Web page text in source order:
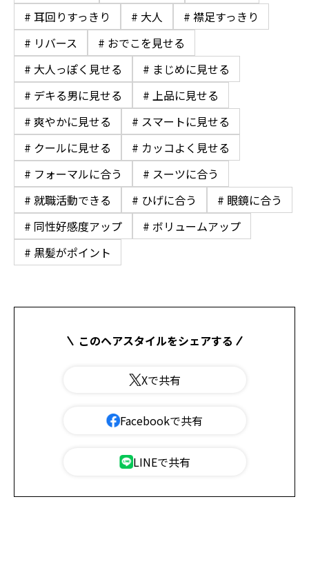
# 耳回りすっきり
# 大人
# 襟足すっきり
# リバース
# おでこを見せる
# 大人っぽく見せる
# まじめに見せる
# デキる男に見せる
# 上品に見せる
# 爽やかに見せる
# スマートに見せる
# クールに見せる
# カッコよく見せる
# フォーマルに合う
# スーツに合う
# 就職活動できる
# ひげに合う
# 眼鏡に合う
# 同性好感度アップ
# ボリュームアップ
# 黒髪がポイント
このヘアスタイルをシェアする
Xで共有
Facebookで共有
LINEで共有